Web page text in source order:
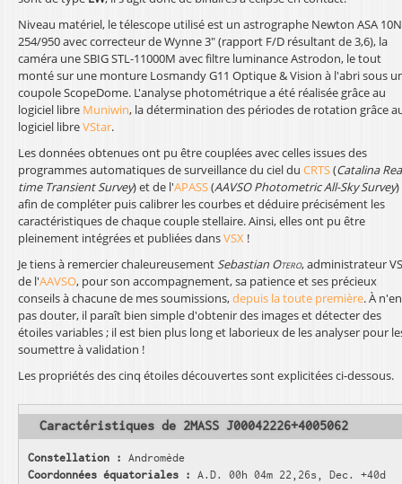
Niveau matériel, le télescope utilisé est un astrographe Newton ASA 10N
254/950 avec correcteur de Wynne 3" (rapport F/D résultant de 3,6), la
caméra une SBIG STL-11000M avec filtre luminance Astrodon, le tout
monté sur une monture Losmandy G11 Optique & Vision à l'abri sous
coupole ScopeDome. L'analyse photométrique a été réalisée grâce au
logiciel libre Muniwin, la détermination des périodes de rotation grâce
logiciel libreVStar.
Les données obtenues ont pu être couplées avec celles issues des
programmes automatiques de surveillance du ciel du CRTS(Catalina
time Transient Survey) et de l'APASS(AAVSO Photometric All-Sky Survey)
afin de compléter puis calibrer les courbes et déduire précisément les
caractéristiques de chaque couple stellaire. Ainsi, elles ont pu être
pleinement intégrées et publiées dansVSX !
Je tiens à remercier chaleureusementSebastian Otero, administrateur
de l'AAVSO, pour son accompagnement, sa patience et ses précieux
conseils à chacune de mes soumissions,depuis la toute première. À n'en
pas douter, il paraît bien simple d'obtenir des images et détecter des
étoiles variables ; il est bien plus long et laborieux de les analyser pour
soumettre à validation !
Les propriétés des cinq étoiles découvertes sont explicitées ci-dessous.
Caractéristiques de 2MASS J00042226+4005062
Constellation : Andromède
Coordonnées équatoriales : A.D. 00h 04m 22,26s, Dec. +40d
p
a
l